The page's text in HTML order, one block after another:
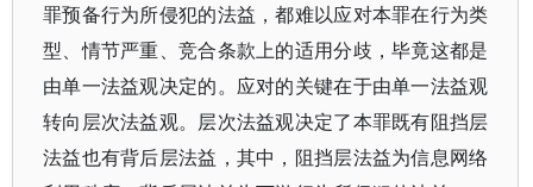
罪预备行为所侵犯的法益，都难以应对本罪在行为类
型、情节严重、竞合条款上的适用分歧，毕竟这都是
由单一法益观决定的。应对的关键在于由单一法益观
转向层次法益观。层次法益观决定了本罪既有阻挡层
法益也有背后层法益，其中，阻挡层法益为信息网络